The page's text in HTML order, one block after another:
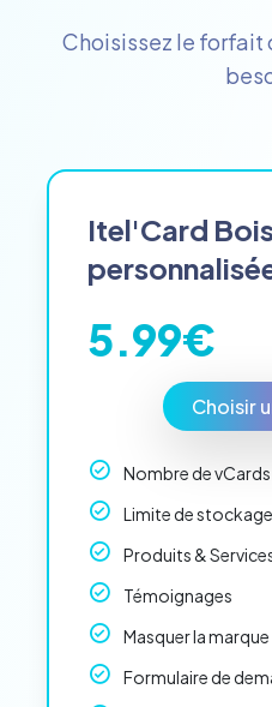
Choisissez le forfait
Itel'Card
5.99€
Choisir
Nombre de vCards
Limite de
Produits &
Témoignages
Masquer la marque
Formulaire de